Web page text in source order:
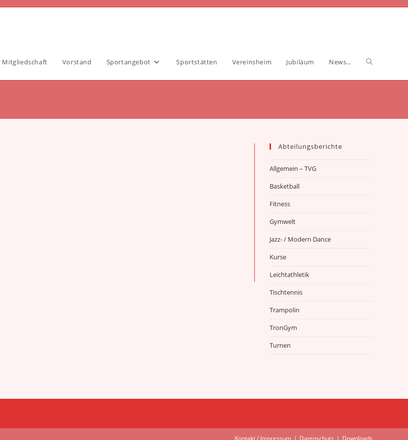
Mitgliedschaft Vorstand Sportangebot Sportstätten Vereinsheim Jubiläum News… Website-
Abteilungsberichte
Allgemein – TVG
Basketball
Fitness
Gymwelt
Jazz- / Modern Dance
Kurse
Leichtathletik
Tischtennis
Trampolin
TronGym
Turnen
Kontakt / Impressum Datenschutz Downloads